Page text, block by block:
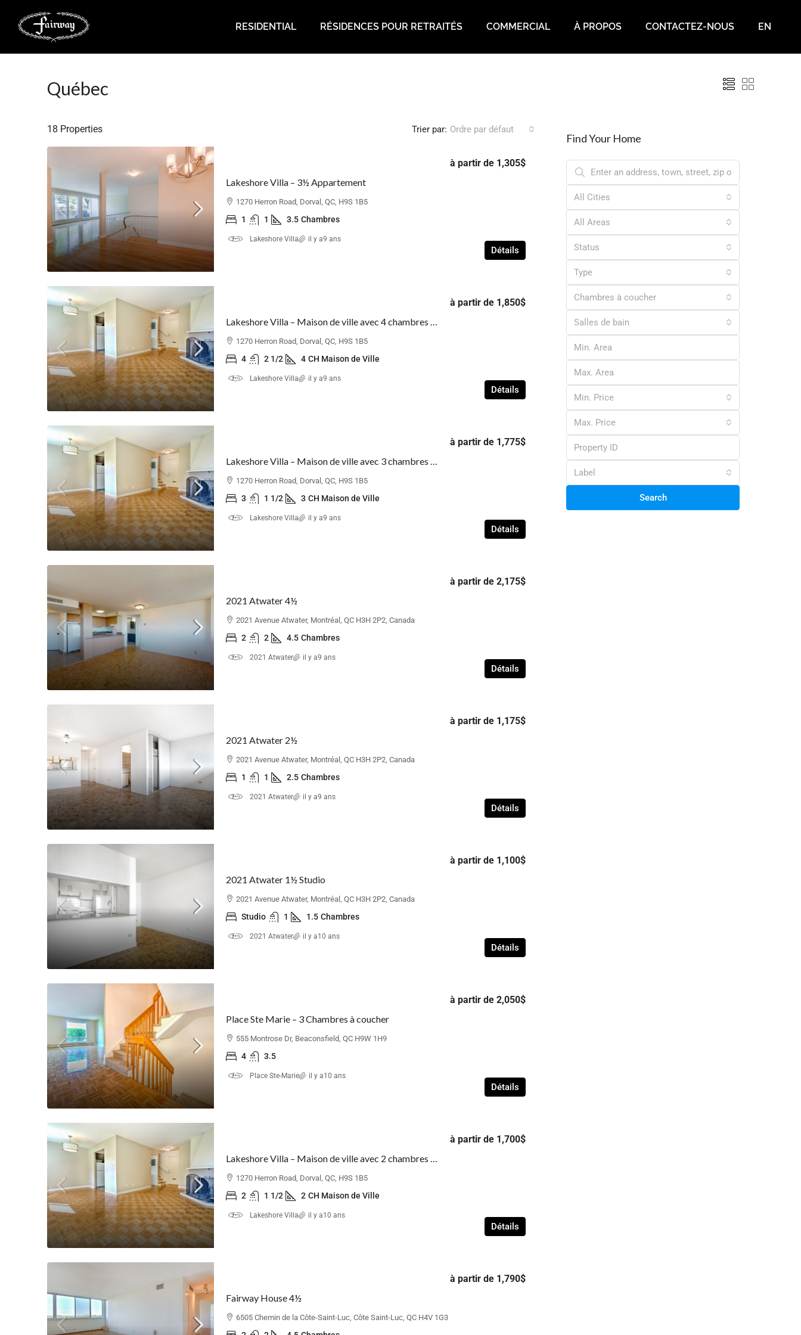
RESIDENTIAL RÉSIDENCES POUR RETRAITÉS COMMERCIAL À PROPOS CONTACTEZ-NOUS EN
Québec
18 Properties Trier par: Ordre par défaut
Lakeshore Villa – 3½ Appartement
à partir de 1,305$
1270 Herron Road, Dorval, QC, H9S 1B5
1 1 3.5 Chambres
Détails
Lakeshore Villa il y a9 ans
Lakeshore Villa – Maison de ville avec 4 chambres à coucher
à partir de 1,850$
1270 Herron Road, Dorval, QC, H9S 1B5
4 2 1/2 4 CH Maison de Ville
Détails
Lakeshore Villa il y a9 ans
Lakeshore Villa – Maison de ville avec 3 chambres à coucher
à partir de 1,775$
1270 Herron Road, Dorval, QC, H9S 1B5
3 1 1/2 3 CH Maison de Ville
Détails
Lakeshore Villa il y a9 ans
2021 Atwater 4½
à partir de 2,175$
2021 Avenue Atwater, Montréal, QC H3H 2P2, Canada
2 2 4.5 Chambres
Détails
2021 Atwater il y a9 ans
2021 Atwater 2½
à partir de 1,175$
2021 Avenue Atwater, Montréal, QC H3H 2P2, Canada
1 1 2.5 Chambres
Détails
2021 Atwater il y a9 ans
2021 Atwater 1½ Studio
à partir de 1,100$
2021 Avenue Atwater, Montréal, QC H3H 2P2, Canada
Studio 1 1.5 Chambres
Détails
2021 Atwater il y a10 ans
Place Ste Marie – 3 Chambres à coucher
à partir de 2,050$
555 Montrose Dr, Beaconsfield, QC H9W 1H9
4 3.5
Détails
Place Ste-Marie il y a10 ans
Lakeshore Villa – Maison de ville avec 2 chambres à coucher
à partir de 1,700$
1270 Herron Road, Dorval, QC, H9S 1B5
2 1 1/2 2 CH Maison de Ville
Détails
Lakeshore Villa il y a10 ans
Fairway House 4½
à partir de 1,790$
6505 Chemin de la Côte-Saint-Luc, Côte Saint-Luc, QC H4V 1G3
Find Your Home
All Cities
All Areas
Status
Type
Chambres à coucher
Salles de bain
Min. Price
Max. Price
Label
Search